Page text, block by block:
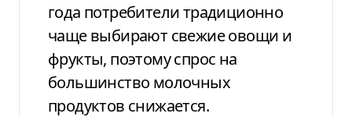
года потребители традиционно
чаще выбирают свежие овощи и
фрукты, поэтому спрос на
большинство молочных
продуктов снижается.